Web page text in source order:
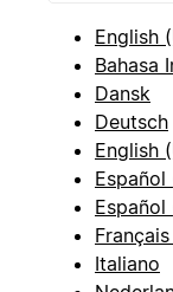
English
Bahasa
Dansk
Deutsch
English
Español
Español
Italiano